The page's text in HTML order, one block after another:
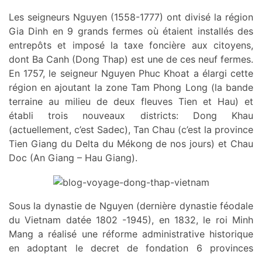
Les seigneurs Nguyen (1558-1777) ont divisé la région
Gia Dinh en 9 grands fermes où étaient installés des
entrepôts et imposé la taxe foncière aux citoyens,
dont Ba Canh (Dong Thap) est une de ces neuf fermes.
En 1757, le seigneur Nguyen Phuc Khoat a élargi cette
région en ajoutant la zone Tam Phong Long (la bande
terraine au milieu de deux fleuves Tien et Hau) et
établi trois nouveaux districts: Dong Khau
(actuellement, c’est Sadec), Tan Chau (c’est la province
Tien Giang du Delta du Mékong de nos jours) et Chau
Doc (An Giang – Hau Giang).
Sous la dynastie de Nguyen (dernière dynastie féodale
du Vietnam datée 1802 -1945), en 1832, le roi Minh
Mang a réalisé une réforme administrative historique
en adoptant le decret de fondation 6 provinces